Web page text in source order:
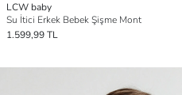
LCW baby
Su İtici Erkek Bebek Şişme Mont
1.599,99 TL